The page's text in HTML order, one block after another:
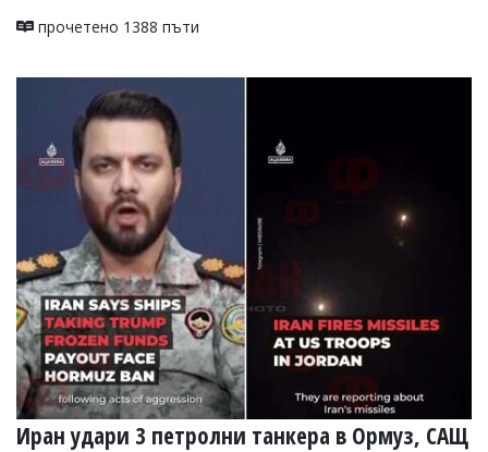
Иван
office@flagman.bg
Коментарите
статиите
читателите
и
редакцията
не
носи
отговорност
за
тях!
Ако
откриете
обиден
прочетено 1388 пъти
Иран удари 3 петролни танкера в Ормуз, САЩ